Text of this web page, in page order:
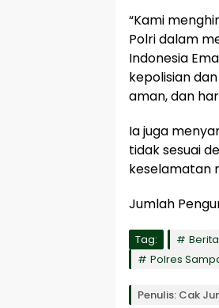
“Kami
Polri dalam
Indonesia
kepolisian
aman, dan
Ia juga
tidak sesuai
keselamatan
Jumlah
Tag:
Polres
Penulis: Cak